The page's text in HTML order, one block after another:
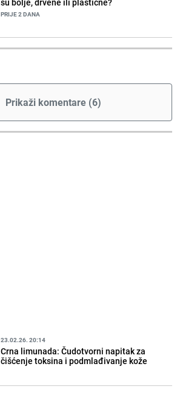
PRIJE 2 DANA
Prikaži komentare (6)
23.02.26. 20:14
Crna limunada: Čudotvorni napitak za
čišćenje toksina i podmlađivanje kože